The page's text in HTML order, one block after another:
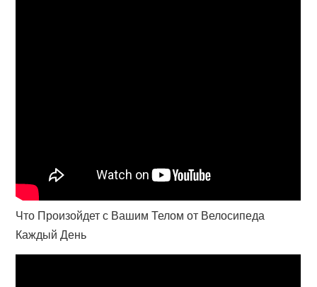
Что Произойдет с Вашим Телом от Велосипеда
Каждый День